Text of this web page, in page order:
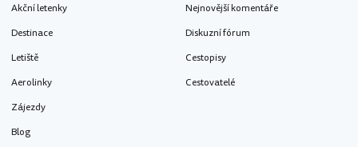
Akční letenky
Destinace
Letiště
Aerolinky
Zájezdy
Blog
Nejnovější komentáře
Diskuzní fórum
Cestopisy
Cestovatelé